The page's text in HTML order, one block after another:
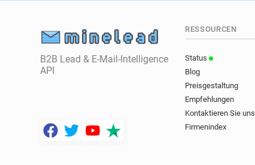
B2B Lead & E-Mail-Intelligence
API
RESSOURCEN
Status
Blog
Preisgestaltung
Empfehlungen
Kontaktieren Sie uns
Firmenindex